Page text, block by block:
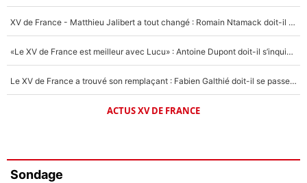
XV de France - Matthieu Jalibert a tout changé : Romain Ntamack doit-il s’inquiéter pour sa place à un an de la Coupe du monde ?
«Le XV de France est meilleur avec Lucu» : Antoine Dupont doit-il s’inquiéter pour sa place ?
Le XV de France a trouvé son remplaçant : Fabien Galthié doit-il se passer d'Antoine Dupont ?
ACTUS XV DE FRANCE
Sondage